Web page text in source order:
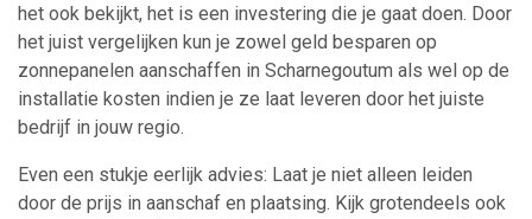
het ook bekijkt, het is een investering die je gaat doen. Door
het juist vergelijken kun je zowel geld besparen op
zonnepanelen aanschaffen in Scharnegoutum als wel op de
installatie kosten indien je ze laat leveren door het juiste
bedrijf in jouw regio.
Even een stukje eerlijk advies: Laat je niet alleen leiden
door de prijs in aanschaf en plaatsing. Kijk grotendeels ook